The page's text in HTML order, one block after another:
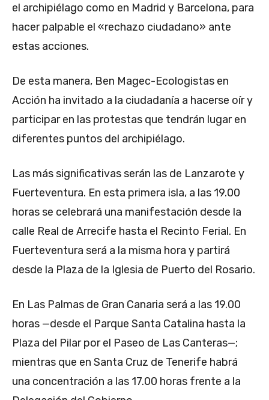
el archipiélago como en Madrid y Barcelona, para
hacer palpable el «rechazo ciudadano» ante
estas acciones.
De esta manera, Ben Magec-Ecologistas en
Acción ha invitado a la ciudadanía a hacerse oír y
participar en las protestas que tendrán lugar en
diferentes puntos del archipiélago.
Las más significativas serán las de Lanzarote y
Fuerteventura. En esta primera isla, a las 19.00
horas se celebrará una manifestación desde la
calle Real de Arrecife hasta el Recinto Ferial. En
Fuerteventura será a la misma hora y partirá
desde la Plaza de la Iglesia de Puerto del Rosario.
En Las Palmas de Gran Canaria será a las 19.00
horas —desde el Parque Santa Catalina hasta la
Plaza del Pilar por el Paseo de Las Canteras—;
mientras que en Santa Cruz de Tenerife habrá
una concentración a las 17.00 horas frente a la